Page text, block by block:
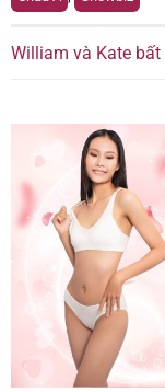
William và Kate bất